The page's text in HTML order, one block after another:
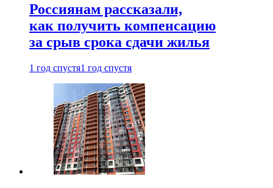
Россиянам рассказали,
как получить компенсацию
за срыв срока сдачи жилья
1 год спустя1 год спустя